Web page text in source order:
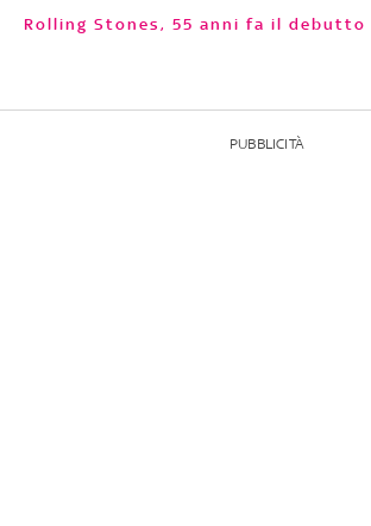
Rolling Stones, 55 anni fa il debutto
PUBBLICITÀ